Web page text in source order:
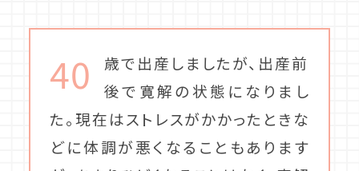
40
歳で出産しましたが、出産前
後で寛解の状態になりまし
た。現在はストレスがかかったときな
どに体調が悪くなることもあります